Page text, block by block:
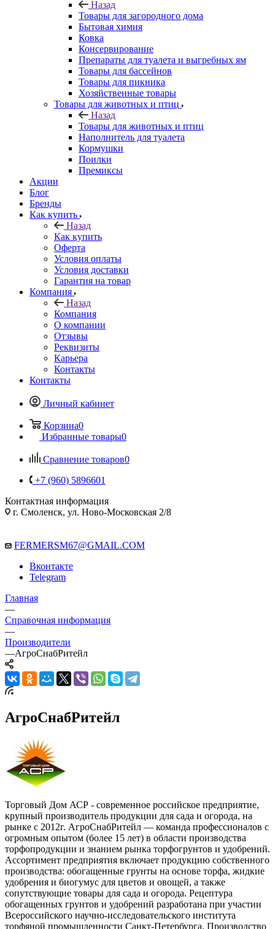
Назад
Товары для загородного дома
Бытовая химия
Ковка
Консервирование
Препараты для туалета и выгребных ям
Товары для бассейнов
Товары для пикника
Хозяйственные товары
Товары для животных и птиц
Назад
Товары для животных и птиц
Наполнитель для туалета
Кормушки
Поилки
Премиксы
Акции
Блог
Бренды
Как купить
Назад
Как купить
Оферта
Условия оплаты
Условия доставки
Гарантия на товар
Компания
Назад
Компания
О компании
Отзывы
Реквизиты
Карьера
Контакты
Контакты
Личный кабинет
Корзина0
Избранные товары0
Сравнение товаров0
+7 (960) 5896601
Контактная информация
г. Смоленск, ул. Ново-Московская 2/8
FERMERSM67@GMAIL.COM
Вконтакте
Telegram
Главная
—
Справочная информация
—
Производители
—АгроСнабРитейл
АгроСнабРитейл
Торговый Дом АСР - современное российское предприятие,
крупный производитель продукции для сада и огорода, на
рынке с 2012г. АгроСнабРитейл — команда профессионалов с
огромным опытом (более 15 лет) в области производства
торфопродукции и знанием рынка торфогрунтов и удобрений.
Ассортимент предприятия включает продукцию собственного
производства: обогащенные грунты на основе торфа, жидкие
удобрения и биогумус для цветов и овощей, а также
сопутствующие товары для сада и огорода. Рецептура
обогащенных грунтов и удобрений разработана при участии
Всероссийского научно-исследовательского института
торфяной промышленности Санкт-Петербурга. Производство